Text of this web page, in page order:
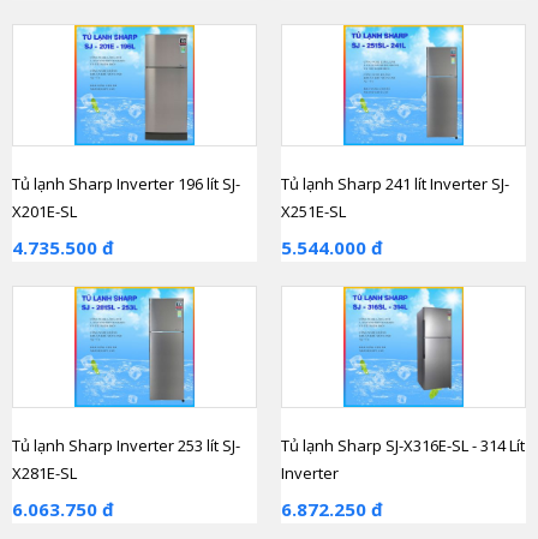
Tủ lạnh Sharp Inverter 196 lít SJ-
X201E-SL
4.735.500 đ
Tủ lạnh Sharp 241 lít Inverter SJ-
X251E-SL
5.544.000 đ
Tủ lạnh Sharp Inverter 253 lít SJ-
X281E-SL
6.063.750 đ
Tủ lạnh Sharp SJ-X316E-SL - 314 Lít
Inverter
6.872.250 đ